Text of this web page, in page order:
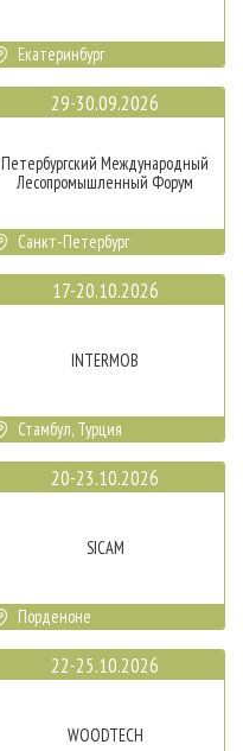
Екатеринбург
29-30.09.2026
Петербургский Международный
Лесопромышленный Форум
Санкт-Петербург
17-20.10.2026
INTERMOB
Стамбул, Турция
20-23.10.2026
SICAM
Порденоне
22-25.10.2026
WOODTECH